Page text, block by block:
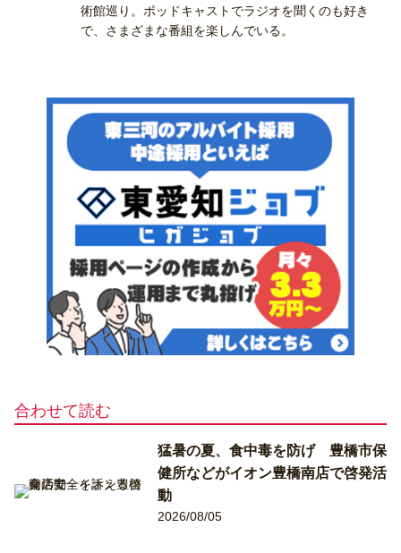
術館巡り。ポッドキャストでラジオを聞くのも好き
で、さまざまな番組を楽しんでいる。
合わせて読む
猛暑の夏、食中毒を防げ 豊橋市保
健所などがイオン豊橋南店で啓発活
動
2026/08/05